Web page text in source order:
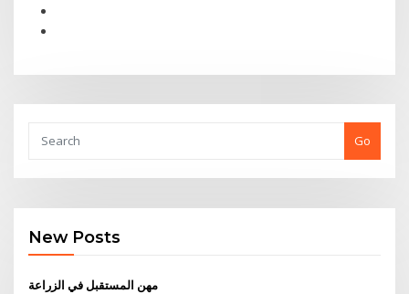
Go
New Posts
مهن المستقبل في الزراعة